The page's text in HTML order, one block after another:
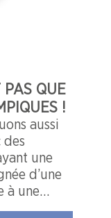
PAS QUE
!
aussi
des
une
d’une
à une
en